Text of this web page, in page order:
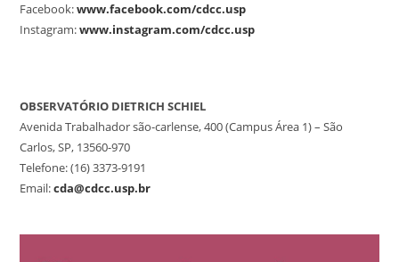
Facebook:www.facebook.com/cdcc.usp
Instagram:www.instagram.com/cdcc.usp
OBSERVATÓRIO DIETRICH SCHIEL
Avenida Trabalhador são-carlense, 400 (Campus Área 1) – São
Carlos, SP, 13560-970
Telefone: (16) 3373-9191
Email:cda@cdcc.usp.br